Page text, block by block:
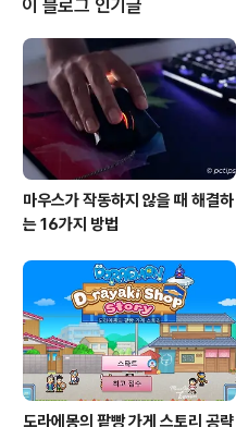
젤리나 졸리 보는 재미로 봤는데... 아무
가 프린세스의 드레스가 되는 재미있는
은 라푼젤 인데 아니 파츠 많어...!! 이 나
많으면 조립하기가 귀찮아진다구요 머
라닠ㅋㅋㅋㅋㅋ 마지막으로는 인..
이 블로그 인기글
마우스가 작동하지 않을 때 해결하
는 16가지 방법
도라에몽의 팥빵 가게 스토리 공략